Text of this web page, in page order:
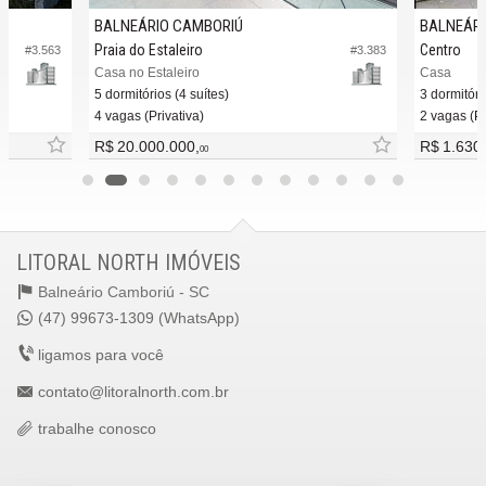
#3.563 #3.383
BALNEÁRIO CAMBORIÚ
Praia do Estaleiro
Casa no Estaleiro
5 dormitórios (4 suítes)
4 vagas (Privativa)
R$ 20.000.000, 00
Centro
Casa
3
2 vagas
R$
LITORAL NORTH IMÓVEIS
Balneário Camboriú - SC
(47) 99673-1309 (WhatsApp)
ligamos para você
contato@litoralnorth.com.br
trabalhe conosco